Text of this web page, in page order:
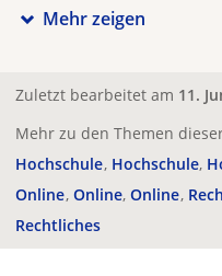
Mehr zeigen
Zuletzt bearbeitet am 11.
Mehr zu den Themen
Hochschule Hochschule
Online Online Online
Rechtliches